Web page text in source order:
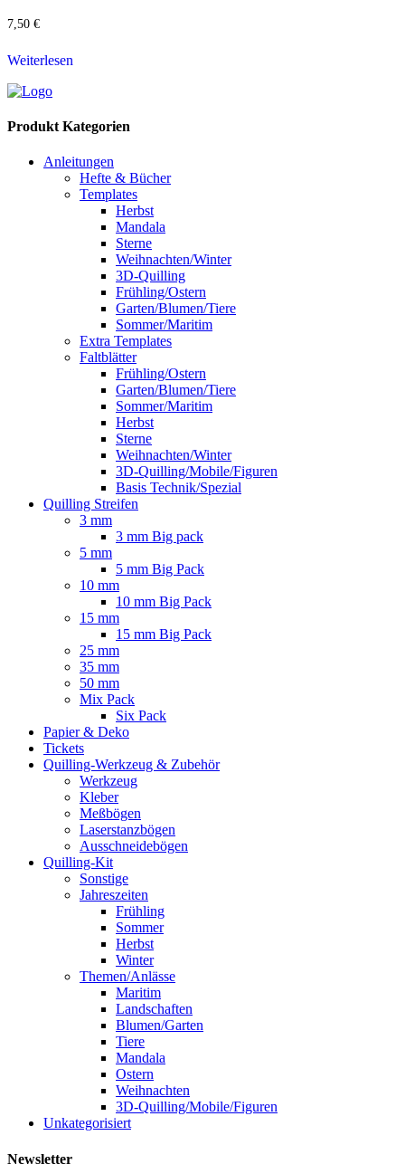
7,50 €
Weiterlesen
Produkt Kategorien
Anleitungen
Hefte & Bücher
Templates
Herbst
Mandala
Sterne
Weihnachten/Winter
3D-Quilling
Frühling/Ostern
Garten/Blumen/Tiere
Sommer/Maritim
Extra Templates
Faltblätter
Frühling/Ostern
Garten/Blumen/Tiere
Sommer/Maritim
Herbst
Sterne
Weihnachten/Winter
3D-Quilling/Mobile/Figuren
Basis Technik/Spezial
Quilling Streifen
3 mm
3 mm Big pack
5 mm
5 mm Big Pack
10 mm
10 mm Big Pack
15 mm
15 mm Big Pack
25 mm
35 mm
50 mm
Mix Pack
Six Pack
Papier & Deko
Tickets
Quilling-Werkzeug & Zubehör
Werkzeug
Kleber
Meßbögen
Laserstanzbögen
Ausschneidebögen
Quilling-Kit
Sonstige
Jahreszeiten
Frühling
Sommer
Herbst
Winter
Themen/Anlässe
Maritim
Landschaften
Blumen/Garten
Tiere
Mandala
Ostern
Weihnachten
3D-Quilling/Mobile/Figuren
Unkategorisiert
Newsletter